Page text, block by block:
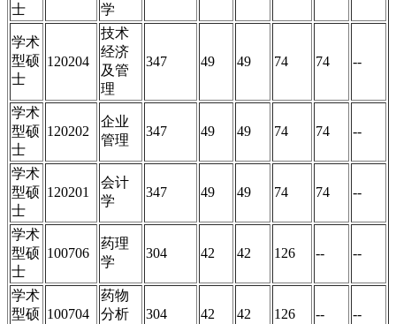
士
学
学术
型硕
士
120204
技术
经济
及管
理
347 49 49 74 74 --
学术
型硕
士
120202
企业
管理
347 49 49 74 74 --
学术
型硕
士
120201
会计
学
347 49 49 74 74 --
学术
型硕
士
100706
药理
学
304 42 42 126 -- --
学术
型硕 100704
药物
分析
304 42 42 126 -- --